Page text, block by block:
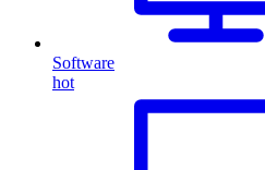
Software
hot